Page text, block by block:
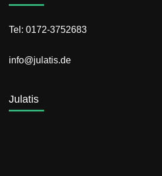
Tel: 0172-3752683
info@julatis.de
Julatis